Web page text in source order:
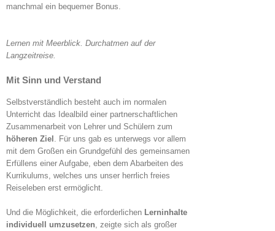
manchmal ein bequemer Bonus.
Lernen mit Meerblick. Durchatmen auf der
Langzeitreise.
Mit Sinn und Verstand
Selbstverständlich besteht auch im normalen
Unterricht das Idealbild einer partnerschaftlichen
Zusammenarbeit von Lehrer und Schülern zum
höheren Ziel . Für uns gab es unterwegs vor allem
mit dem Großen ein Grundgefühl des gemeinsamen
Erfüllens einer Aufgabe, eben dem Abarbeiten des
Kurrikulums, welches uns unser herrlich freies
Reiseleben erst ermöglicht.
Und die Möglichkeit, die erforderlichen Lerninhalte
individuell umzusetzen , zeigte sich als großer